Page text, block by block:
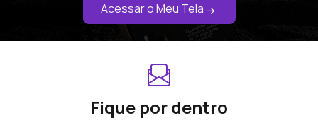
Acessar o Meu Tela
Fique por dentro